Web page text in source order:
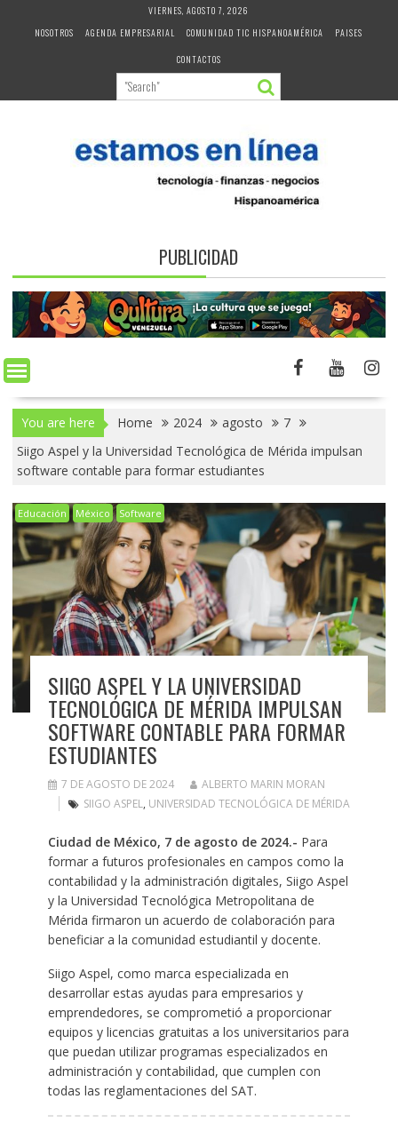
VIERNES, AGOSTO 7, 2026
NOSOTROS
AGENDA EMPRESARIAL COMUNIDAD TIC HISPANOAMÉRICA
PAISES
CONTACTOS
PUBLICIDAD
You are here Home 2024 agosto
7
Siigo Aspel y la Universidad Tecnológica de Mérida impulsan
software contable para formar estudiantes
Educación México Software
SIIGO ASPEL Y LA UNIVERSIDAD
TECNOLÓGICA DE MÉRIDA IMPULSAN
SOFTWARE CONTABLE PARA FORMAR
ESTUDIANTES
7 DE AGOSTO DE 2024
ALBERTO MARIN MORAN
SIIGO ASPEL, UNIVERSIDAD TECNOLÓGICA DE MÉRIDA
Ciudad de México, 7 de agosto de 2024.- Para
formar a futuros profesionales en campos como la
contabilidad y la administración digitales, Siigo Aspel
y la Universidad Tecnológica Metropolitana de
Mérida firmaron un acuerdo de colaboración para
beneficiar a la comunidad estudiantil y docente. ​
Siigo Aspel, como marca especializada en
desarrollar estas ayudas para empresarios y
emprendedores, se comprometió a proporcionar
equipos y licencias gratuitas a los universitarios para
que puedan utilizar programas especializados en
administración y contabilidad, que cumplen con
todas las reglamentaciones del SAT. ​ ​